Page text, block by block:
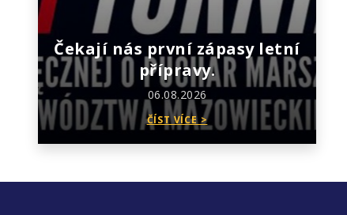
Čekají nás první zápasy letní
přípravy.
06.08.2026
ČÍST VÍCE >